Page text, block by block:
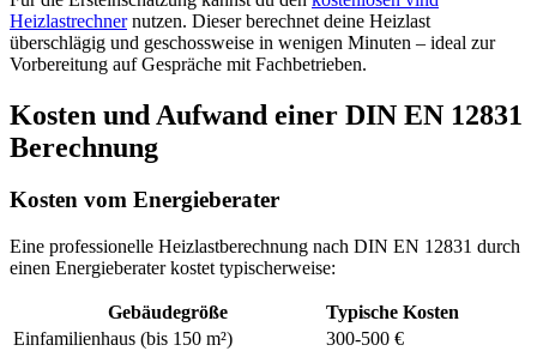
Heizlastrechnernutzen. Dieser berechnet deine Heizlast
überschlägig und geschossweise in wenigen Minuten – ideal zur
Vorbereitung auf Gespräche mit Fachbetrieben.
Kosten und Aufwand einer DIN EN 12831
Berechnung
Kosten vom Energieberater
Eine professionelle Heizlastberechnung nach DIN EN 12831 durch
einen Energieberater kostet typischerweise:
Gebäudegröße
Typische Kosten
Einfamilienhaus (bis 150 m²)
300-500 €